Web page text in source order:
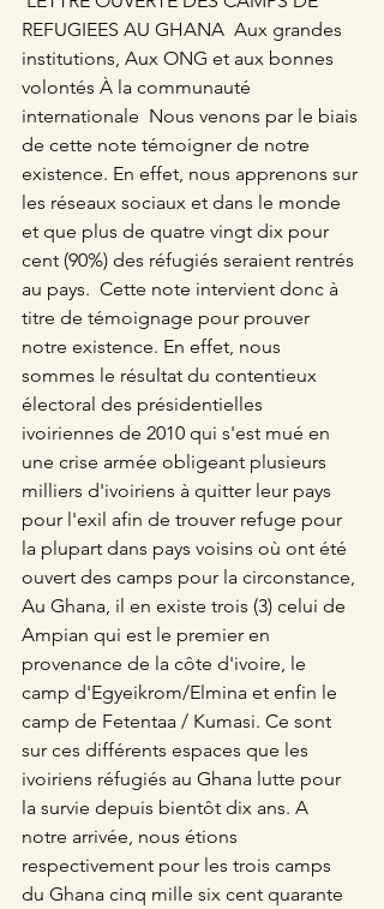
REFUGIEES AU GHANA  Aux grandes
institutions, Aux ONG et aux bonnes
volontés À la communauté
internationale  Nous venons par le biais
de cette note témoigner de notre
existence. En effet, nous apprenons sur
les réseaux sociaux et dans le monde
et que plus de quatre vingt dix pour
cent (90%) des réfugiés seraient rentrés
au pays.  Cette note intervient donc à
titre de témoignage pour prouver
notre existence. En effet, nous
sommes le résultat du contentieux
électoral des présidentielles
ivoiriennes de 2010 qui s'est mué en
une crise armée obligeant plusieurs
milliers d'ivoiriens à quitter leur pays
pour l'exil afin de trouver refuge pour
la plupart dans pays voisins où ont été
ouvert des camps pour la circonstance,
Au Ghana, il en existe trois (3) celui de
Ampian qui est le premier en
provenance de la côte d'ivoire, le
camp d'Egyeikrom/Elmina et enfin le
camp de Fetentaa / Kumasi. Ce sont
sur ces différents espaces que les
ivoiriens réfugiés au Ghana lutte pour
la survie depuis bientôt dix ans. A
notre arrivée, nous étions
respectivement pour les trois camps
du Ghana cinq mille six cent quarante